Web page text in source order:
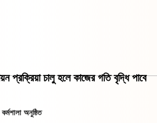
প্রক্রিয়া চালু হলে কাজের গতি বৃদ্ধি পাবে
কর্মশালা অনুষ্ঠিত